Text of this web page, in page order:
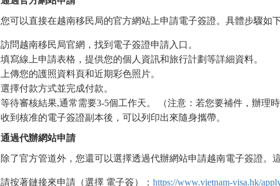
您可以直接在越南移民局的官方網站上申請電子簽證。具體步驟如
訪問越南移民局官網，找到電子簽證申請入口。
填寫線上申請表格，提供您的個人資訊和旅行計​​劃等詳細資料。
上傳您的護照資料頁和近期彩色照片。
選擇付款方式並完成付款。
等待審核結果,通常需要3-5個工作天。 （注意：若您要補件，辦理時
收到核准的電子簽證副本後，可以列印出來隨身攜帶。
通過代辦網站申請
除了官方管道外，您還可以選擇透過代辦網站申請越南電子簽證。
請按著鏈接來申請（選擇 電子簽）： https://www.vietnam-visa.hk/